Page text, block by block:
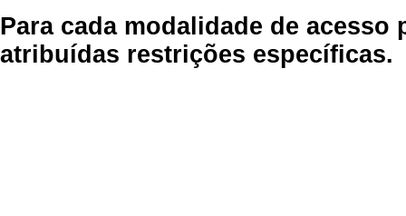
Para cada modalidade de
atribuídas restrições específicas.